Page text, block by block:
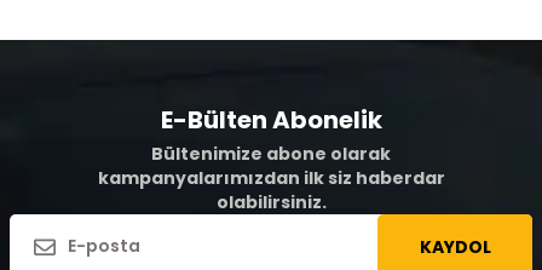
E-Bülten Abonelik
Bültenimize abone olarak
kampanyalarımızdan ilk siz haberdar
olabilirsiniz.
KAYDOL